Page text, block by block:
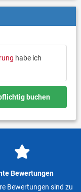
habe ich
buchen
Bewertungen
Bewertungen sind zu